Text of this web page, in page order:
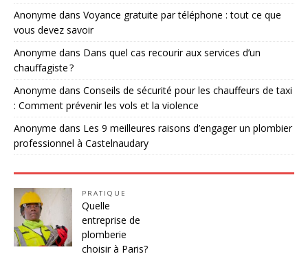
Anonyme dans Voyance gratuite par téléphone : tout ce que
vous devez savoir
Anonyme dans Dans quel cas recourir aux services d’un
chauffagiste ?
Anonyme dans Conseils de sécurité pour les chauffeurs de taxi
: Comment prévenir les vols et la violence
Anonyme dans Les 9 meilleures raisons d’engager un plombier
professionnel à Castelnaudary
PRATIQUE
Quelle
entreprise de
plomberie
choisir à Paris?